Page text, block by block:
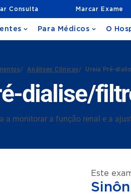
Consulta Marcar Exame
Para Médicos O
/ Análises Clínicas/ Ureia Pré-
dialise/
a monitorar a função renal e a
Este